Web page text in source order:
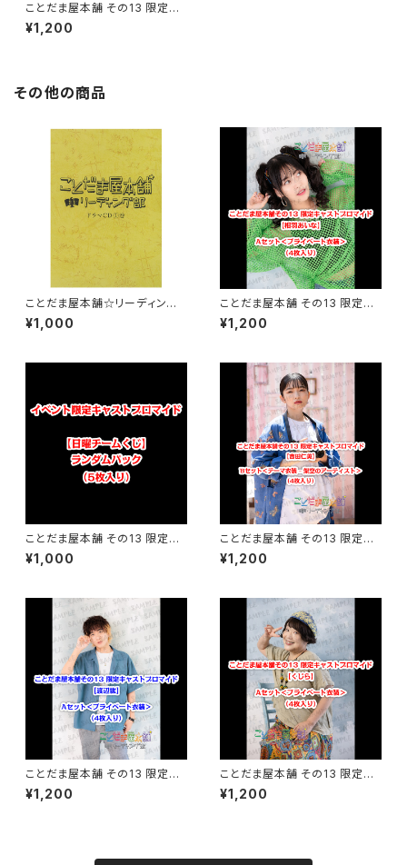
ことだま屋本舗 その13 限定キ
ャストブロマイド 【くじら】Aセッ
ト
¥1,200
その他の商品
ことだま屋本舗☆リーディング
部 ドラマCD 1巻
¥1,000
ことだま屋本舗 その13 限定キ
ャストブロマイド 【相羽あいな】
Aセット
¥1,200
ことだま屋本舗 その13 限定キ
ャストブロマイド 【 日曜チームく
じ 】
¥1,000
ことだま屋本舗 その13 限定キ
ャストブロマイド 【吉田仁美】B
セット
¥1,200
ことだま屋本舗 その13 限定キ
ャストブロマイド 【渡辺紘】Aセッ
ト
¥1,200
ことだま屋本舗 その13 限定キ
ャストブロマイド 【くじら】Aセッ
ト
¥1,200